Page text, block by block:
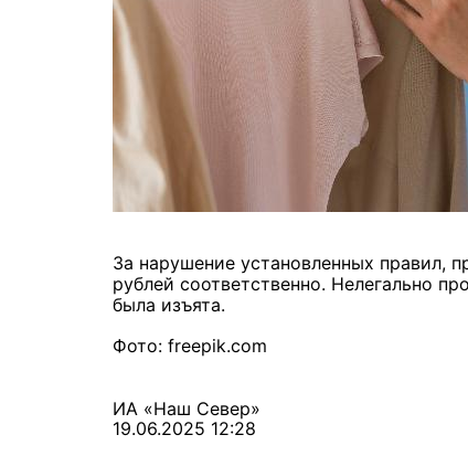
За нарушение установленных правил,
рублей соответственно. Нелегально
была изъята.
Фото: freepik.com
ИА «Наш Север»
19.06.2025 12:28